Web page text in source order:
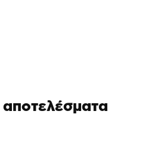
αποτελέσματα